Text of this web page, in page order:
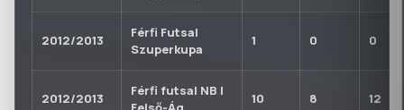
2012/2013
Férfi Futsal
Szuperkupa
1 0 0
2012/2013
Férfi futsal NB I
10 8 12